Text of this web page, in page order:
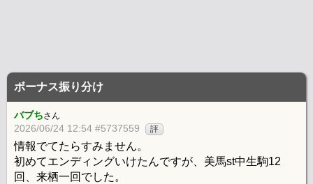
ボーナス振り分け
バブちさん
2026/06/24 12:54 #5737559 評
情報でてたらすみません。
初めてエンディングいけたんですが、美馬st中生駒12
回、来栖一回でした。